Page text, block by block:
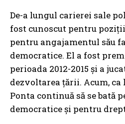
De-a lungul carierei sale
fost cunoscut pentru
pentru angajamentul său
democratice. El a fost
perioada 2012-2015 și a
dezvoltarea țării. Acum,
Ponta continuă să se bată
democratice și pentru